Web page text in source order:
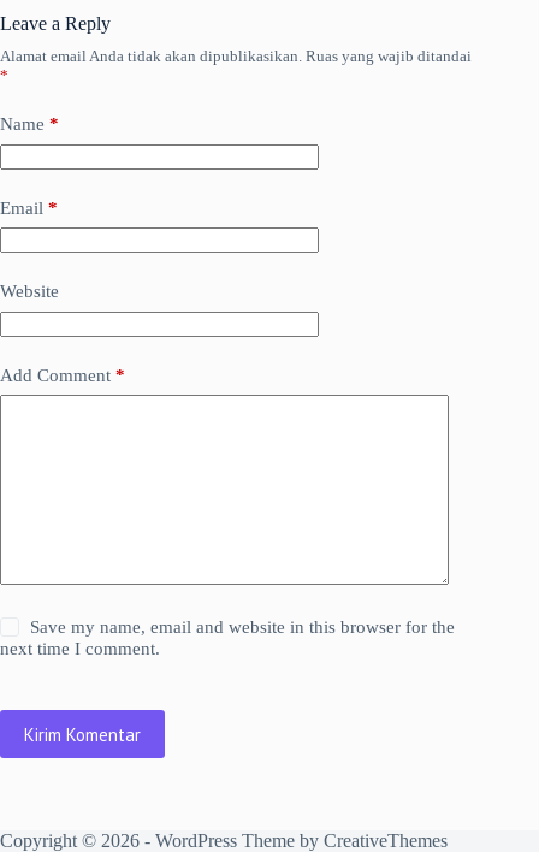
Leave a Reply
Alamat email Anda tidak akan dipublikasikan. Ruas yang wajib ditandai
*
Name *
Email *
Website
Add Comment *
Save my name, email and website in this browser for the
next time I comment.
Kirim Komentar
Copyright © 2026 - WordPress Theme by CreativeThemes